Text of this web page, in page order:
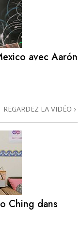
avec Aarón
REGARDEZ LA VIDÉO
Ching dans